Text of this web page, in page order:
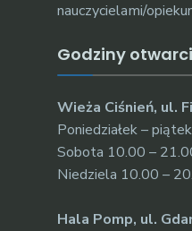
nauczycielami/
Godziny
Wieża Ciśnień, ul.
Poniedziałek –
Sobota 10.00 –
Niedziela 10.00 –
Hala Pomp, ul.